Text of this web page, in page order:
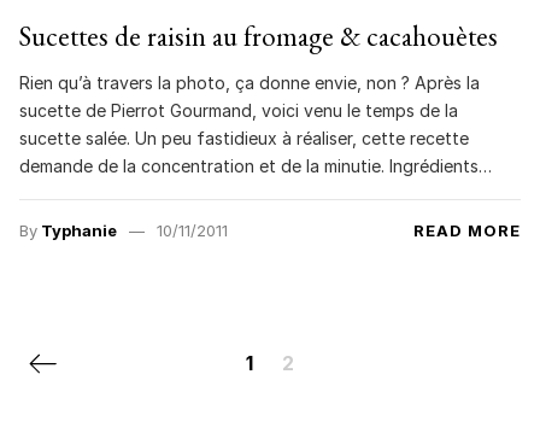
Sucettes de raisin au fromage & cacahouètes
Rien qu’à travers la photo, ça donne envie, non ? Après la
sucette de Pierrot Gourmand, voici venu le temps de la
sucette salée. Un peu fastidieux à réaliser, cette recette
demande de la concentration et de la minutie. Ingrédients…
By Typhanie 10/11/2011 READ MORE
Posts navigation
Previous page 1 2